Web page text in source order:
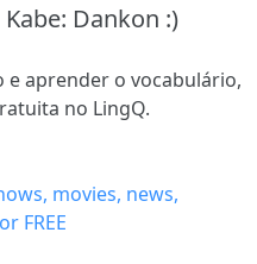
Kabe: Dankon :)
e aprender o vocabulário,
no LingQ.